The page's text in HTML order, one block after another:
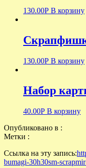
130.00Р В корзину
130.00Р В корзину
Набор
40.00Р В корзину
Опубликовано в :
Метки :
Ссылка на эту запись:
bumagi-30h30sm-